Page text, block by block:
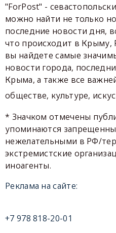
"ForPost" -
можно найти не только
последние новости дня,
что происходит в Крыму,
вы найдете самые
новости города,
Крыма, а также все
обществе, культуре,
* Значком отмечены
упоминаются
нежелательными в РФ/
экстремистские
иноагенты.
Реклама на сайте:
+7 978 818-20-01